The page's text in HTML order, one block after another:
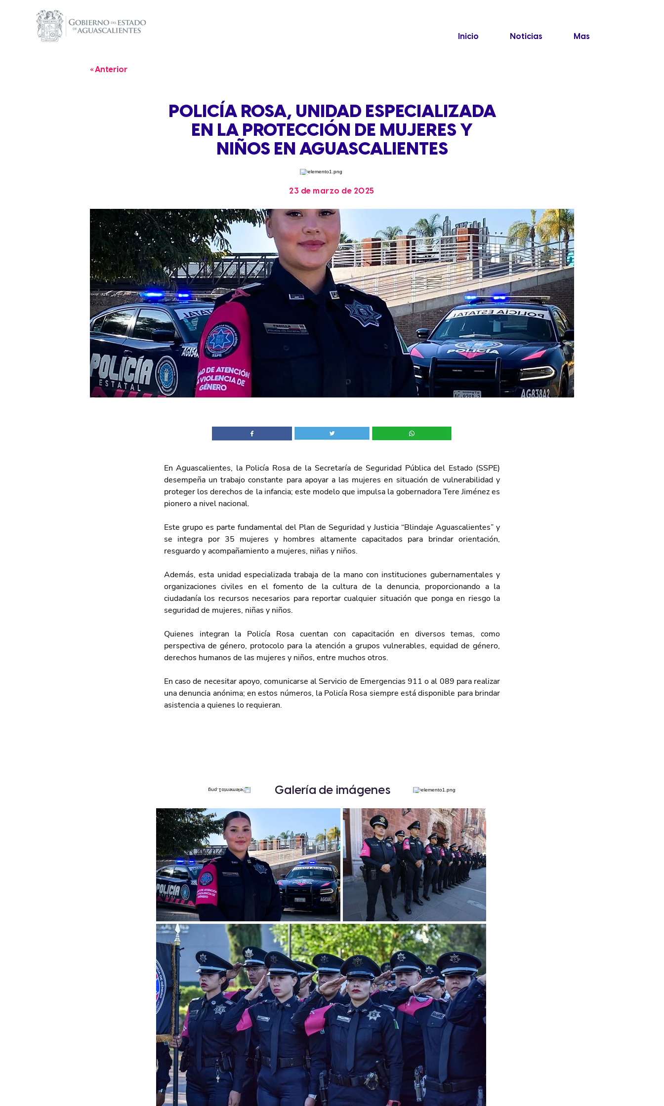
Inicio Noticias Mas
« Anterior
POLICÍA ROSA, UNIDAD ESPECIALIZADA
EN LA PROTECCIÓN DE MUJERES Y
NIÑOS EN AGUASCALIENTES
23 de marzo de 2025
En Aguascalientes, la Policía Rosa de la Secretaría de Seguridad Pública del Estado (SSPE)
desempeña un trabajo constante para apoyar a las mujeres en situación de vulnerabilidad y
proteger los derechos de la infancia; este modelo que impulsa la gobernadora Tere Jiménez es
pionero a nivel nacional.
Este grupo es parte fundamental del Plan de Seguridad y Justicia “Blindaje Aguascalientes” y
se integra por 35 mujeres y hombres altamente capacitados para brindar orientación,
resguardo y acompañamiento a mujeres, niñas y niños.
Además, esta unidad especializada trabaja de la mano con instituciones gubernamentales y
organizaciones civiles en el fomento de la cultura de la denuncia, proporcionando a la
ciudadanía los recursos necesarios para reportar cualquier situación que ponga en riesgo la
seguridad de mujeres, niñas y niños.
Quienes integran la Policía Rosa cuentan con capacitación en diversos temas, como
perspectiva de género, protocolo para la atención a grupos vulnerables, equidad de género,
derechos humanos de las mujeres y niños, entre muchos otros.
En caso de necesitar apoyo, comunicarse al Servicio de Emergencias 911 o al 089 para realizar
una denuncia anónima; en estos números, la Policía Rosa siempre está disponible para brindar
asistencia a quienes lo requieran.
Galería de imágenes